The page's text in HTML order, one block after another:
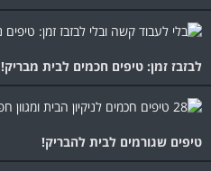
לבזבז זמן: טיפים חכמים לבית מבריק!
טיפים שגורמים לבית להבריק!